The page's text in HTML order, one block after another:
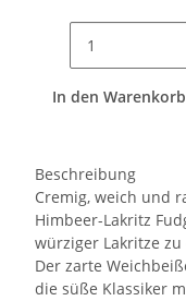
In den Warenkorb
Beschreibung
Cremig, weich und
Himbeer-Lakritz
würziger Lakritze
Der zarte
die süße Klassiker